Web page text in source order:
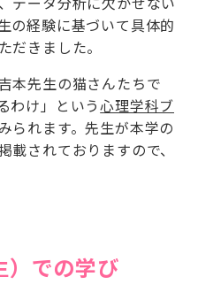
の経験に基づいて具体的
だきました。
本先生の猫さんたちで
わけ」という心理学科ブ
られます。先生が本学の
されておりますので、
）での学び